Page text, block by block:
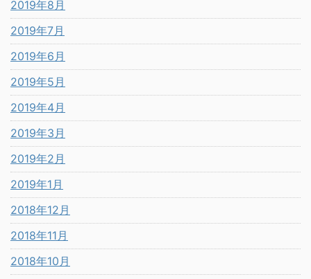
2019年8月
2019年7月
2019年6月
2019年5月
2019年4月
2019年3月
2019年2月
2019年1月
2018年12月
2018年11月
2018年10月